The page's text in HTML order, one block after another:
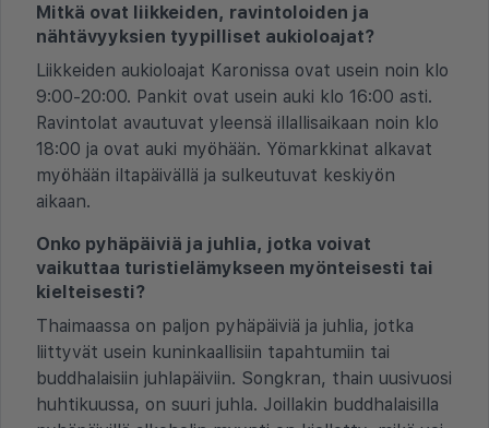
Mitkä ovat liikkeiden, ravintoloiden ja
nähtävyyksien tyypilliset aukioloajat?
Liikkeiden aukioloajat Karonissa ovat usein noin klo
9:00-20:00. Pankit ovat usein auki klo 16:00 asti.
Ravintolat avautuvat yleensä illallisaikaan noin klo
18:00 ja ovat auki myöhään. Yömarkkinat alkavat
myöhään iltapäivällä ja sulkeutuvat keskiyön
aikaan.
Onko pyhäpäiviä ja juhlia, jotka voivat
vaikuttaa turistielämykseen myönteisesti tai
kielteisesti?
Thaimaassa on paljon pyhäpäiviä ja juhlia, jotka
liittyvät usein kuninkaallisiin tapahtumiin tai
buddhalaisiin juhlapäiviin. Songkran, thain uusivuosi
huhtikuussa, on suuri juhla. Joillakin buddhalaisilla